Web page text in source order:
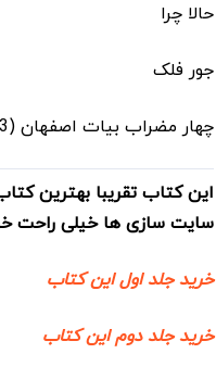
حالا چرا
جور فلک
چهار مضراب بیات اصفهان (3)
این کتاب تقریبا بهترین
سایت سازی ها خیلی راحت
خرید جلد اول این کتاب
خرید جلد دوم این کتاب